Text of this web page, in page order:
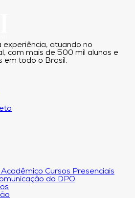
experiência, atuando no
com mais de 500 mil alunos e
em todo o Brasil.
Cursos Presenciais
do DPO